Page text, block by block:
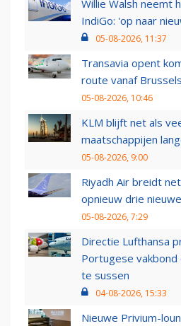
Willie Walsh neemt
IndiGo: 'op naar
05-08-2026, 11:37
Transavia opent
route vanaf
05-08-2026, 10:46
KLM blijft net als
maatschappijen
05-08-2026, 9:00
Riyadh Air breidt
opnieuw drie
05-08-2026, 7:29
Directie Lufthansa
Portugese
te sussen
04-08-2026, 15:33
Nieuwe Privium-